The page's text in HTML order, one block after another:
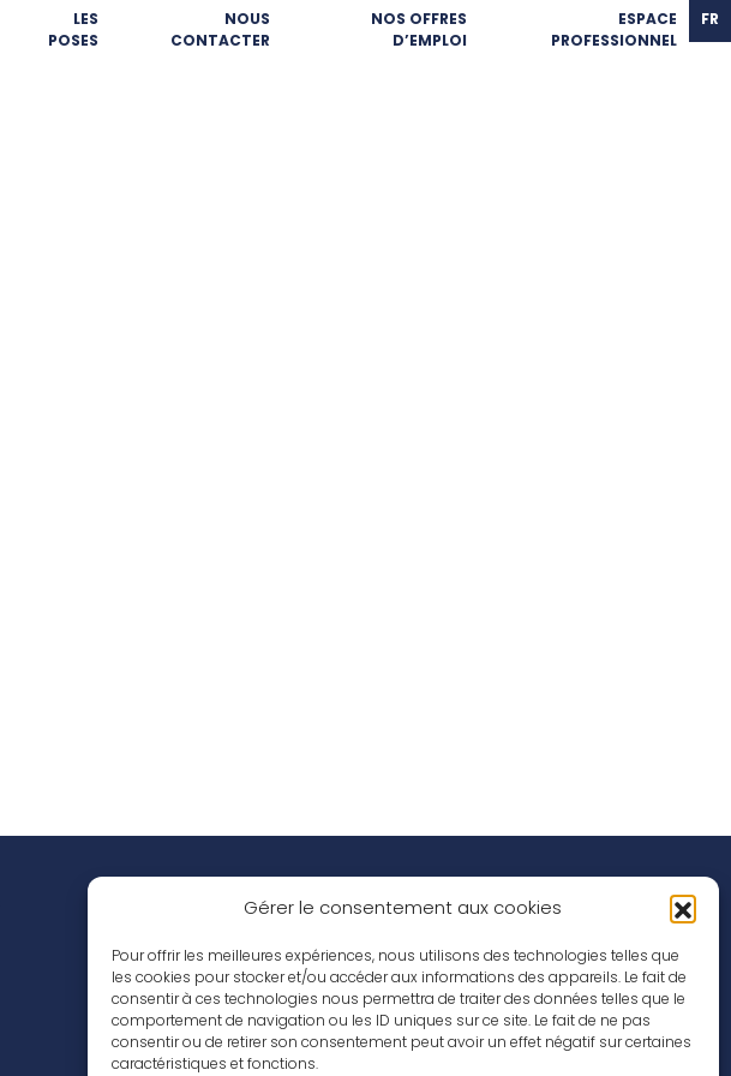
Gérer le consentement aux cookies
Pour offrir les meilleures expériences, nous utilisons des technologies telles que
les cookies pour stocker et/ou accéder aux informations des appareils. Le fait de
consentir à ces technologies nous permettra de traiter des données telles que le
comportement de navigation ou les ID uniques sur ce site. Le fait de ne pas
consentir ou de retirer son consentement peut avoir un effet négatif sur certaines
caractéristiques et fonctions.
LES
POSES
NOUS
CONTACTER
NOS OFFRES
D’EMPLOI
ESPACE
PROFESSIONNEL
FR
Nos inspirations